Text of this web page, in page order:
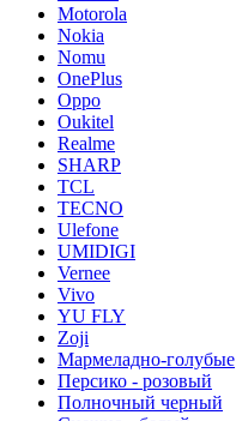
Motorola
Nokia
Nomu
OnePlus
Oppo
Oukitel
Realme
SHARP
TCL
TECNO
Ulefone
UMIDIGI
Vernee
Vivo
YU FLY
Zoji
Мармеладно-голубые
Персико - розовый
Полночный черный